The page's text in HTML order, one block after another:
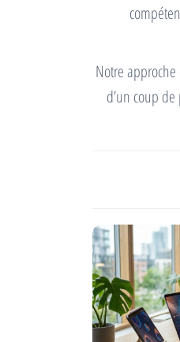
Notre
d’un coup